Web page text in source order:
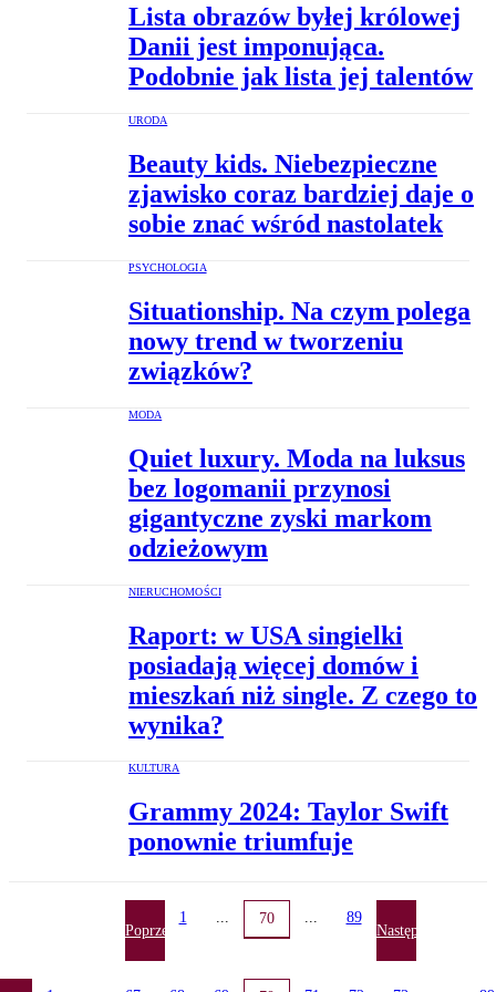
Lista obrazów byłej królowej
Danii jest imponująca.
Podobnie jak lista jej talentów
URODA
Beauty kids. Niebezpieczne
zjawisko coraz bardziej daje o
sobie znać wśród nastolatek
PSYCHOLOGIA
Situationship. Na czym polega
nowy trend w tworzeniu
związków?
MODA
Quiet luxury. Moda na luksus
bez logomanii przynosi
gigantyczne zyski markom
odzieżowym
NIERUCHOMOŚCI
Raport: w USA singielki
posiadają więcej domów i
mieszkań niż single. Z czego to
wynika?
KULTURA
Grammy 2024: Taylor Swift
ponownie triumfuje
Poprzednia
1 ... 70 ... 89
Następna